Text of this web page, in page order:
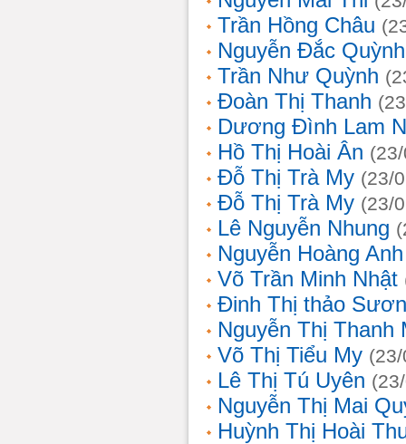
Trần Hồng Châu
Nguyễn Đắc
Trần Như Quỳnh
Đoàn Thị Thanh
Dương Đình Lam
Hồ Thị Hoài Ân
Đỗ Thị Trà My (23/
Đỗ Thị Trà My (23/
Lê Nguyễn Nhung
Nguyễn Hoàng Anh
Võ Trần Minh Nhật
Đinh Thị thảo
Nguyễn Thị Thanh
Võ Thị Tiểu My
Lê Thị Tú Uyên
Nguyễn Thị Mai
Huỳnh Thị Hoài